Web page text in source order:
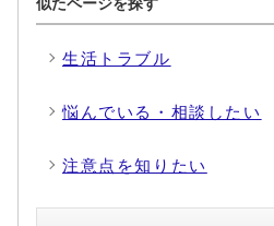
生活トラブル
悩んでいる・相談したい
注意点を知りたい